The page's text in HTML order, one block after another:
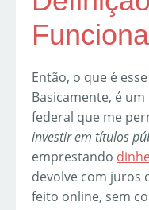
Então, o que é
Basicamente, é
federal que me
investir em títulos
emprestando
devolve com juros
feito online, sem